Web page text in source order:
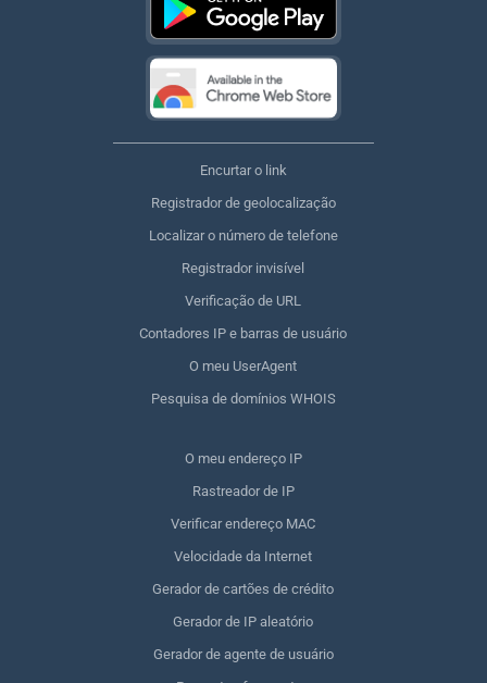
Encurtar o link
Registrador de geolocalização
Localizar o número de telefone
Registrador invisível
Verificação de URL
Contadores IP e barras de usuário
O meu UserAgent
Pesquisa de domínios WHOIS
O meu endereço IP
Rastreador de IP
Verificar endereço MAC
Velocidade da Internet
Gerador de cartões de crédito
Gerador de IP aleatório
Gerador de agente de usuário